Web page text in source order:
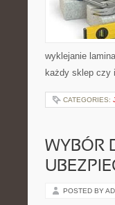
wyklejanie
każdy sklep
CATEGORIES:
WYBÓR
POSTED BY